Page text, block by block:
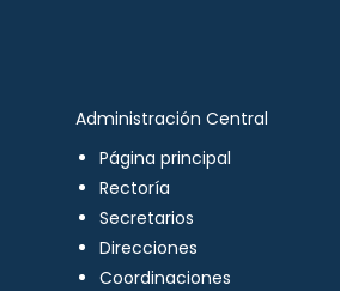
Administración Central
Página principal
Rectoría
Secretarios
Direcciones
Coordinaciones